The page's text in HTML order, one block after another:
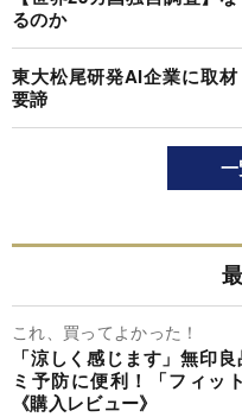
るのか
東大松尾研発AI企業に取
要諦
これ、買ってよかった！
「涼しく感じます」無印
ミ予防に便利！「フィッ
《購入レビュー》